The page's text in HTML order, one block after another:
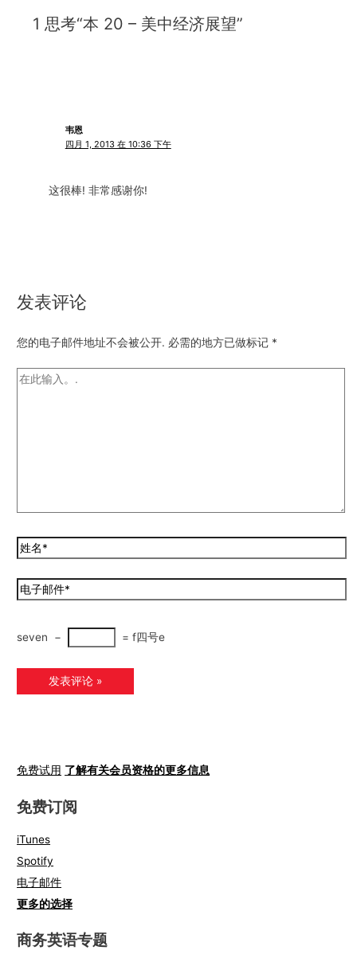
1 思考“本 20 – 美中经济展望”
韦恩
四月 1, 2013 在 10:36 下午
这很棒! 非常感谢你!
发表评论
您的电子邮件地址不会被公开. 必需的地方已做标记 *
seven − = f四号e
免费试用 了解有关会员资格的更多信息
免费订阅
iTunes
Spotify
电子邮件
更多的选择
商务英语专题